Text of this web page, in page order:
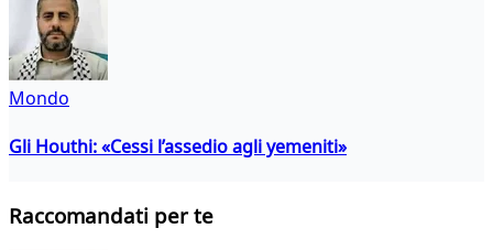
Mondo
Gli Houthi: «Cessi l’assedio agli yemeniti»
Raccomandati per te